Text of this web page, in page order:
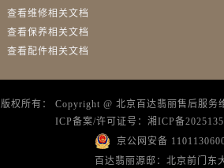
查看维修相关文档
查看保养相关文档
查看配件相关文档
版权所有： Copyright @ 北京百达翡丽售后服务
ICP备案/许可证号： 湘ICP备
京公网安备
百达翡丽源邸：北京前门东